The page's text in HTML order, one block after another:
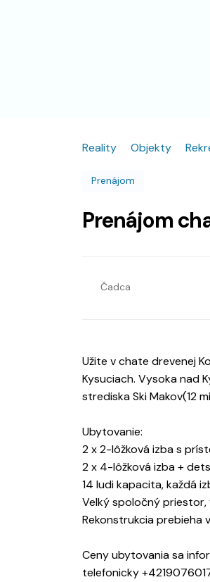
Reality Objekty
Prenájom
Prenájom
Čadca
Užite v chate drevenej
Kysuciach. Vysoka nad
strediska Ski Makov(12
Ubytovanie:
2 x 2-lôžková izba s
2 x 4-lôžková izba +
14 ludi kapacita, každá
Velký spoločný priestor,
Rekonstrukcia prebieha
Ceny ubytovania sa
telefonicky